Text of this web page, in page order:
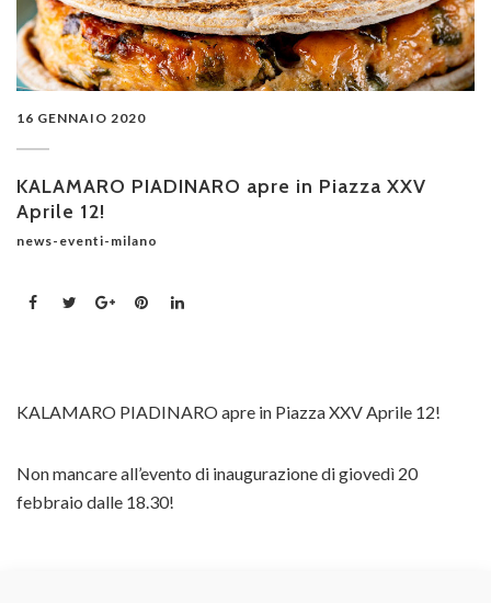
16 GENNAIO 2020
KALAMARO PIADINARO apre in Piazza XXV
Aprile 12!
news-eventi-milano
KALAMARO PIADINARO apre in Piazza XXV Aprile 12!
Non mancare all’evento di inaugurazione di giovedì 20
febbraio dalle 18.30!